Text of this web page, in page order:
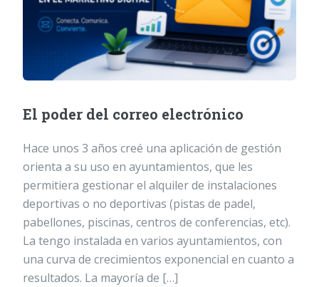
El poder del correo electrónico
Hace unos 3 años creé una aplicación de gestión
orienta a su uso en ayuntamientos, que les
permitiera gestionar el alquiler de instalaciones
deportivas o no deportivas (pistas de padel,
pabellones, piscinas, centros de conferencias, etc).
La tengo instalada en varios ayuntamientos, con
una curva de crecimientos exponencial en cuanto a
resultados. La mayoría de […]